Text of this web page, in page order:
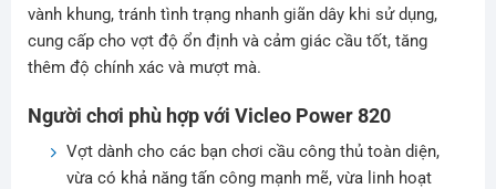
vành khung, tránh tình trạng nhanh giãn dây khi sử dụng,
cung cấp cho vợt độ ổn định và cảm giác cầu tốt, tăng
thêm độ chính xác và mượt mà.
Người chơi phù hợp với Vicleo Power 820
Vợt dành cho các bạn chơi cầu công thủ toàn diện,
vừa có khả năng tấn công mạnh mẽ, vừa linh hoạt